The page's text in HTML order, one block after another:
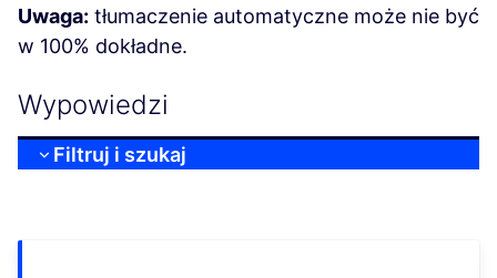
Uwaga: tłumaczenie automatyczne może nie być
w 100% dokładne.
Wypowiedzi
Filtruj i szukaj